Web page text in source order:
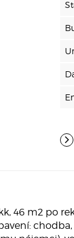
46 m2 po